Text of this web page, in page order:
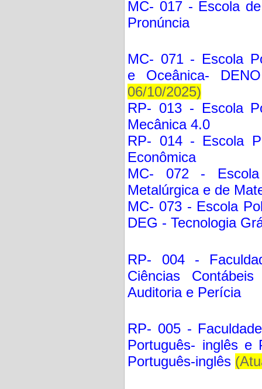
MC- 017 - Escola
Pronúncia
MC- 071 - Escola
e Oceânica-
06/10/2025)
RP- 013 - Escola
Mecânica 4.0
RP- 014 - Escola
Econômica
MC- 072 - Escola
Metalúrgica e de
MC- 073 - Escola
DEG - Tecnologia
RP- 004 -
Ciências
Auditoria e Perícia
RP- 005 -
Português- inglês e
Português-inglês